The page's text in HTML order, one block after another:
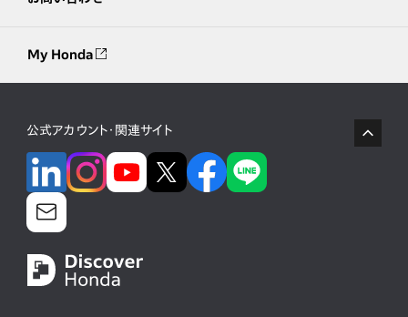
My Honda
公式アカウント・関連サイト